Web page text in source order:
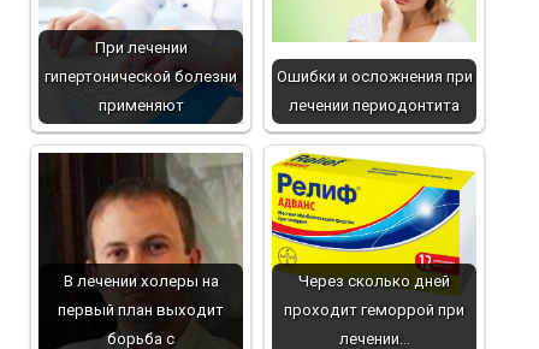
При лечении
гипертонической болезни
применяют
Ошибки и осложнения при
лечении периодонтита
В лечении холеры на
первый план выходит
борьба с
Через сколько дней
проходит геморрой при
лечении…